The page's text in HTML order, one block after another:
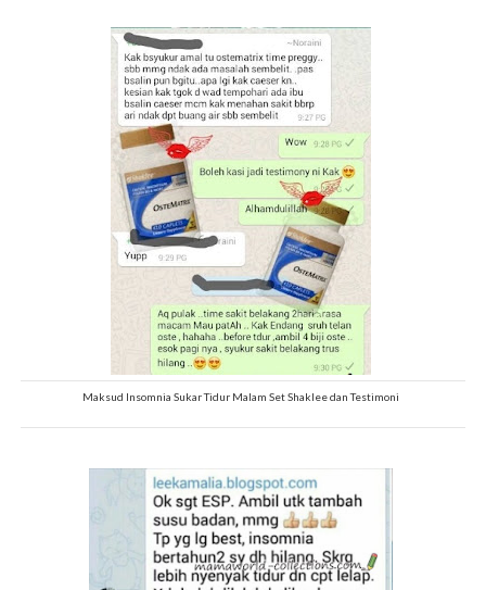
Maksud Insomnia Sukar Tidur Malam Set Shaklee dan Testimoni